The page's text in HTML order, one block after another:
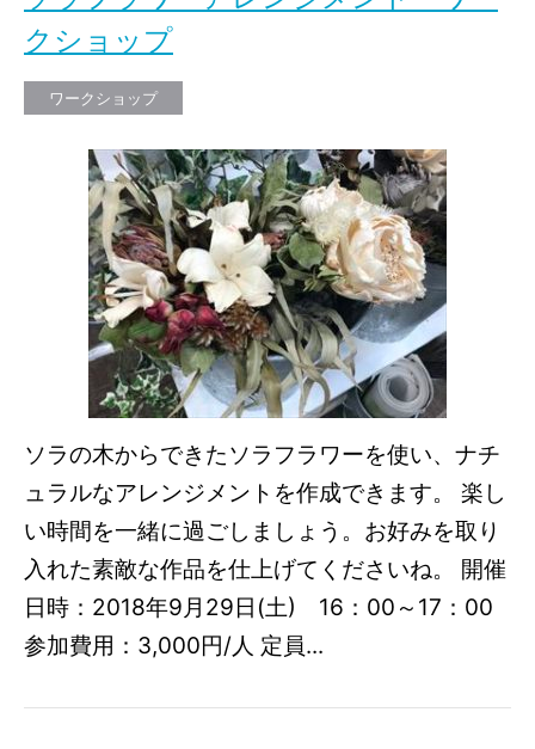
クショップ
ワークショップ
ソラの木からできたソラフラワーを使い、ナチ
ュラルなアレンジメントを作成できます。 楽し
い時間を一緒に過ごしましょう。お好みを取り
入れた素敵な作品を仕上げてくださいね。 開催
日時：2018年9月29日(土) 16：00～17：00
参加費用：3,000円/人 定員...